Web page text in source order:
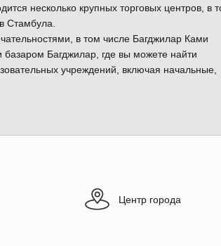
несколько крупных торговых центров, в
Стамбула.
в том числе Багджилар Ками
Багджилар, где вы можете найти
учреждений, включая начальные,
Центр города